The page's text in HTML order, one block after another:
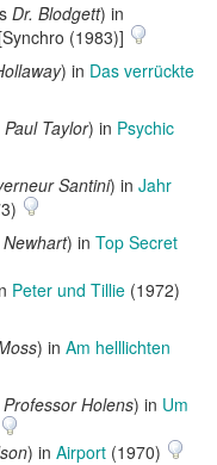
Dr. Blodgett) in
(1983)]
) in Das verrückte
Paul Taylor) in Psychic
Santini) in Jahr
Newhart) in Top Secret
Peter und Tillie (1972)
) in Am helllichten
Professor Holens) in Um
) in Airport (1970)